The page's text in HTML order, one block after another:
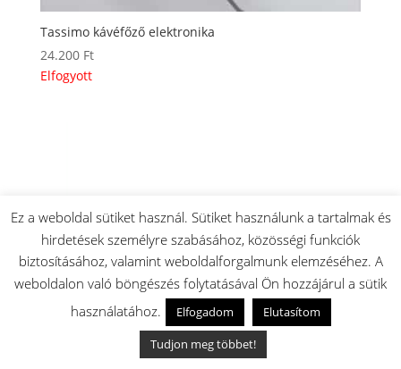
Tassimo kávéfőző elektronika
24.200 Ft
Elfogyott
Ez a weboldal sütiket használ. Sütiket használunk a tartalmak és
hirdetések személyre szabásához, közösségi funkciók
biztosításához, valamint weboldalforgalmunk elemzéséhez. A
weboldalon való böngészés folytatásával Ön hozzájárul a sütik
használatához.
Elfogadom
Elutasítom
Tudjon meg többet!